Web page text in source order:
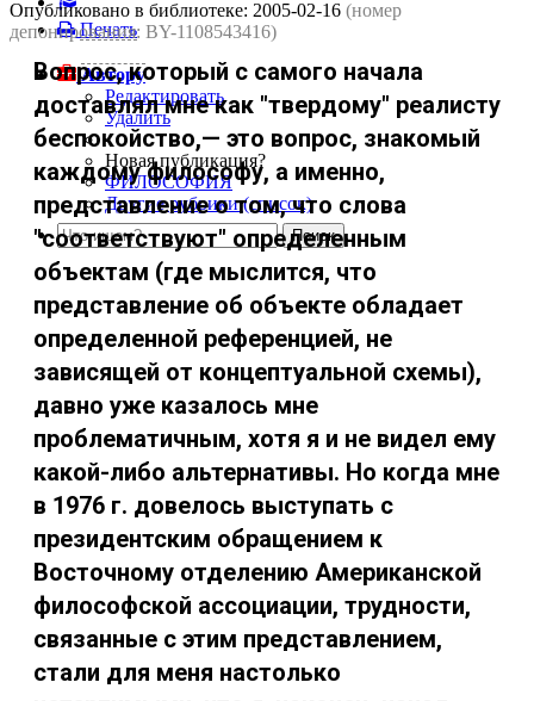
Печать
Автору
Редактировать
Удалить
Новая публикация?
ФИЛОСОФИЯ
Другие рубрики (список)
Опубликовано в библиотеке: 2005-02-16 (номер
депонирования: BY-1108543416)
Вопрос, который с самого начала
доставлял мне как "твердому" реалисту
беспокойство,— это вопрос, знакомый
каждому философу, а именно,
представление о том, что слова
"соответствуют" определенным
объектам (где мыслится, что
представление об объекте обладает
определенной референцией, не
зависящей от концептуальной схемы),
давно уже казалось мне
проблематичным, хотя я и не видел ему
какой-либо альтернативы. Но когда мне
в 1976 г. довелось выступать с
президентским обращением к
Восточному отделению Американской
философской ассоциации, трудности,
связанные с этим представлением,
стали для меня настолько